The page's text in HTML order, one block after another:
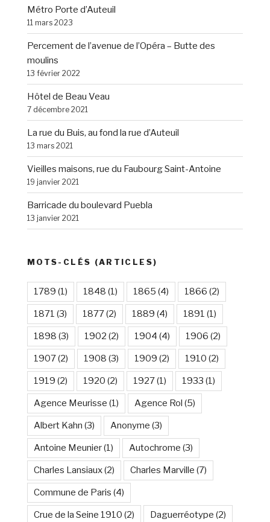
Métro Porte d’Auteuil
11 mars 2023
Percement de l’avenue de l’Opéra – Butte des
moulins
13 février 2022
Hôtel de Beau Veau
7 décembre 2021
La rue du Buis, au fond la rue d’Auteuil
13 mars 2021
Vieilles maisons, rue du Faubourg Saint-Antoine
19 janvier 2021
Barricade du boulevard Puebla
13 janvier 2021
MOTS-CLÉS (ARTICLES)
1789 (1) 1848 (1) 1865 (4) 1866 (2)
1871 (3) 1877(2) 1889 (4) 1891 (1)
1898 (3) 1902 (2) 1904 (4) 1906 (2)
1907(2) 1908 (3) 1909 (2) 1910 (2)
1919 (2) 1920 (2) 1927(1) 1933 (1)
Agence Meurisse (1) Agence Rol (5)
Albert Kahn (3) Anonyme (3)
Antoine Meunier(1) Autochrome (3)
Charles Lansiaux(2) Charles Marville (7)
Commune de Paris (4)
Crue de la Seine 1910 (2) Daguerréotype (2)